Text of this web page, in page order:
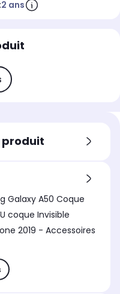
2 ans
Galaxy A50 Coque
coque Invisible
2019 - Accessoires